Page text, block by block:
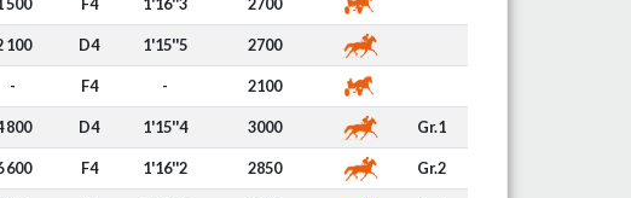
100 D4 1'15''5 2700
- F4 - 2100
800 D4 1'15''4 3000 Gr.1
600 F4 1'16''2 2850 Gr.2